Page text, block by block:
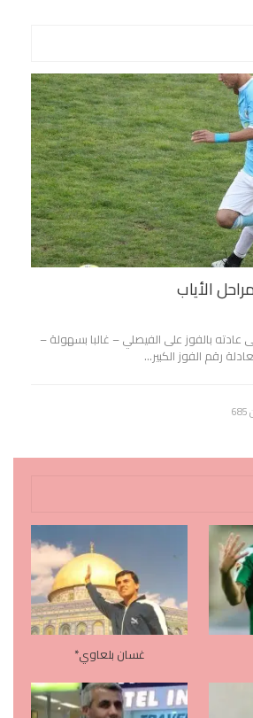
الأياب
بالفوز على الفيصلي – غالبا بسهولة –
رقم الفوز الكبير…
غسان بلعاوي*